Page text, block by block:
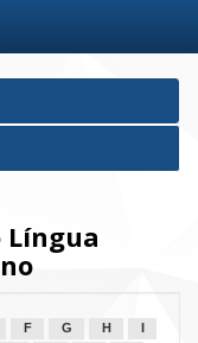
Língua
F G H